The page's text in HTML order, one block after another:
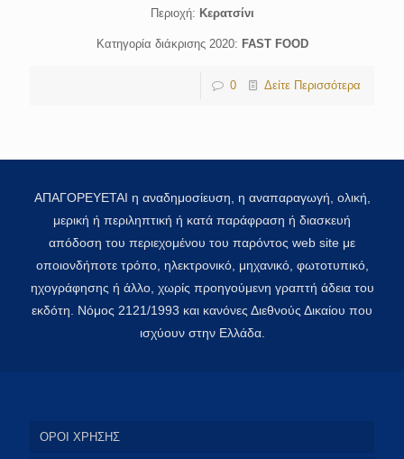
Περιοχή: Κερατσίνι
Κατηγορία διάκρισης 2020: FAST FOOD
0 Δείτε Περισσότερα
ΑΠΑΓΟΡΕΥΕΤΑΙ η αναδημοσίευση, η αναπαραγωγή, ολική,
μερική ή περιληπτική ή κατά παράφραση ή διασκευή
απόδοση του περιεχομένου του παρόντος web site με
οποιονδήποτε τρόπο, ηλεκτρονικό, μηχανικό, φωτοτυπικό,
ηχογράφησης ή άλλο, χωρίς προηγούμενη γραπτή άδεια του
εκδότη. Νόμος 2121/1993 και κανόνες Διεθνούς Δικαίου που
ισχύουν στην Ελλάδα.
ΟΡΟΙ ΧΡΗΣΗΣ